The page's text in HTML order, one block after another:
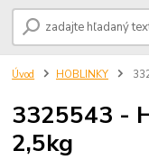
Úvod HOBLINKY
3325543 -
2,5kg